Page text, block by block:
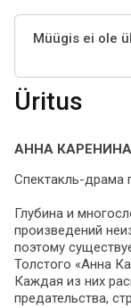
Müügis ei ole
Üritus
АННА КАРЕНИНА
Спектакль-драма
Глубина и
произведений
поэтому
Толстого «Анна
Каждая из них
предательства,